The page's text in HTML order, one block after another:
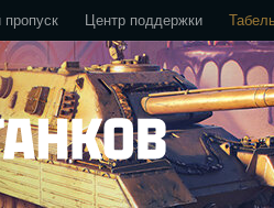
пропуск Центр поддержки